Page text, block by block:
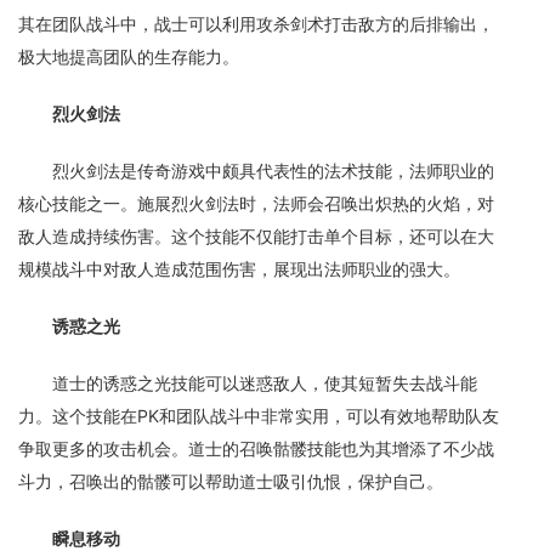
其在团队战斗中，战士可以利用攻杀剑术打击敌方的后排输出，
极大地提高团队的生存能力。
烈火剑法
烈火剑法是传奇游戏中颇具代表性的法术技能，法师职业的
核心技能之一。施展烈火剑法时，法师会召唤出炽热的火焰，对
敌人造成持续伤害。这个技能不仅能打击单个目标，还可以在大
规模战斗中对敌人造成范围伤害，展现出法师职业的强大。
诱惑之光
道士的诱惑之光技能可以迷惑敌人，使其短暂失去战斗能
力。这个技能在PK和团队战斗中非常实用，可以有效地帮助队友
争取更多的攻击机会。道士的召唤骷髅技能也为其增添了不少战
斗力，召唤出的骷髅可以帮助道士吸引仇恨，保护自己。
瞬息移动